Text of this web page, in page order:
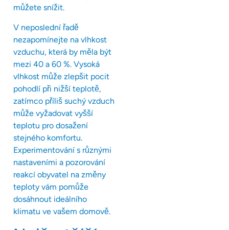
můžete snížit.
V neposlední řadě
nezapomínejte na vlhkost
vzduchu, která by měla být
mezi 40 a 60 %. Vysoká
vlhkost může zlepšit pocit
pohodlí při nižší teplotě,
zatímco příliš suchý vzduch
může vyžadovat vyšší
teplotu pro dosažení
stejného komfortu.
Experimentování s různými
nastaveními a pozorování
reakcí obyvatel na změny
teploty vám pomůže
dosáhnout ideálního
klimatu ve vašem domově.